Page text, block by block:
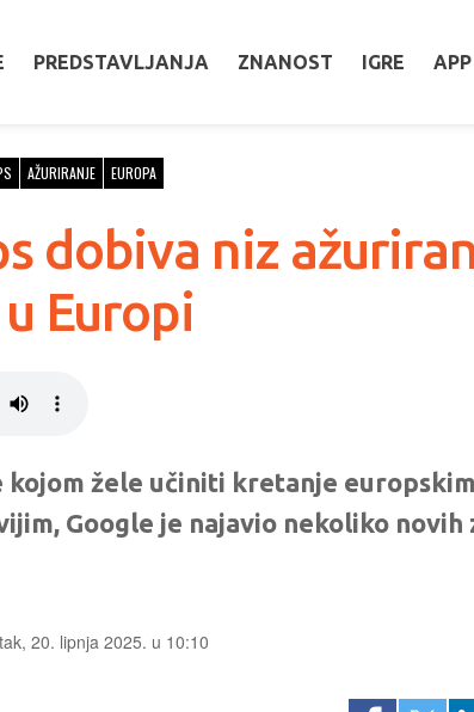
PREDSTAVLJANJA ZNANOST IGRE
AŽURIRANJE EUROPA
dobiva niz
Europi
kojom žele učiniti kretanje
Google je najavio nekoliko novih
20. lipnja 2025. u 10:10